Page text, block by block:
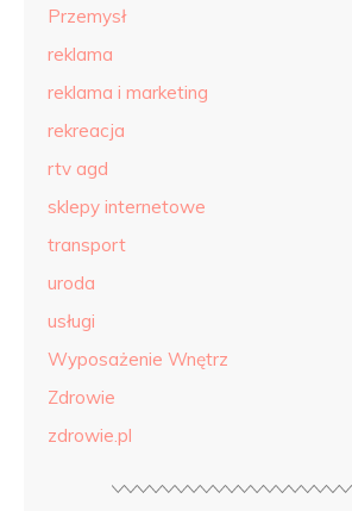
Przemysł
reklama
reklama i marketing
rekreacja
rtv agd
sklepy internetowe
transport
uroda
usługi
Wyposażenie Wnętrz
Zdrowie
zdrowie.pl